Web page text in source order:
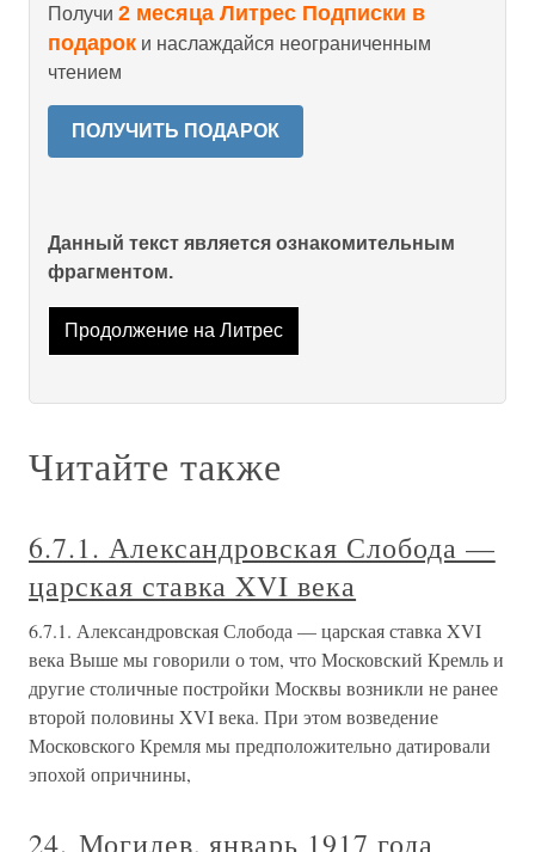
Получи 2 месяца Литрес Подписки в
подарок и наслаждайся неограниченным
чтением
ПОЛУЧИТЬ ПОДАРОК
Данный текст является ознакомительным
фрагментом.
Продолжение на Литрес
Читайте также
6.7.1. Александровская Слобода —
царская ставка XVI века
6.7.1. Александровская Слобода — царская ставка XVI
века Выше мы говорили о том, что Московский Кремль и
другие столичные постройки Москвы возникли не ранее
второй половины XVI века. При этом возведение
Московского Кремля мы предположительно датировали
эпохой опричнины,
24. Могилев, январь 1917 года